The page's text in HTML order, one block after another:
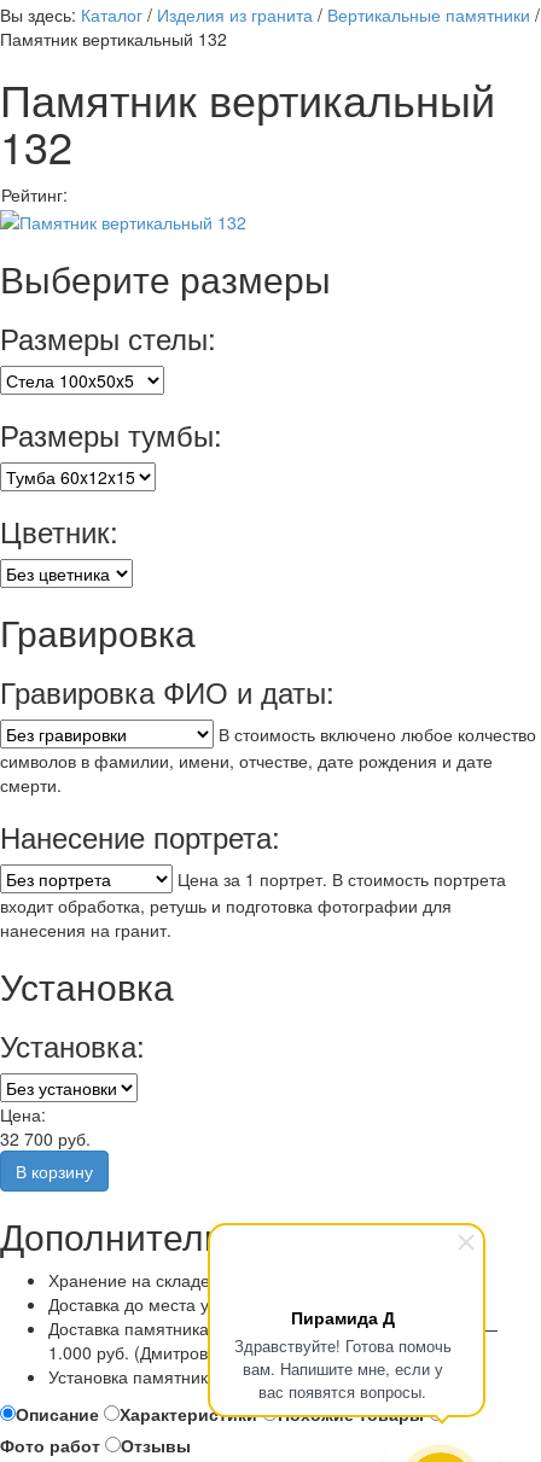
Пирамида Д
Здравствуйте! Готова помочь
вам. Напишите мне, если у
вас появятся вопросы.
Вы здесь: Каталог / Изделия из гранита / Вертикальные памятники /
Памятник вертикальный 132
Памятник вертикальный
132
Рейтинг:
Выберите размеры
Размеры стелы:
Размеры тумбы:
Цветник:
Гравировка
Гравировка ФИО и даты:
В стоимость включено любое колчество
символов в фамилии, имени, отчестве, дате рождения и дате
смерти.
Нанесение портрета:
Цена за 1 портрет. В стоимость портрета
входит обработка, ретушь и подготовка фотографии для
нанесения на гранит.
Установка
Установка:
Цена:
32 700 руб.
Дополнительные услуги
Хранение на складе
Доставка до места установки
Доставка памятника по Москве и Московской области —
1.000 руб. (Дмитровский район бесплатно)
Установка памятника
Описание
Характеристики
Похожие товары
Фото работ
Отзывы